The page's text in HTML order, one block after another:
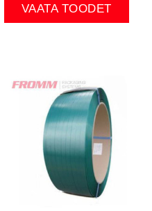
VAATA TOODET